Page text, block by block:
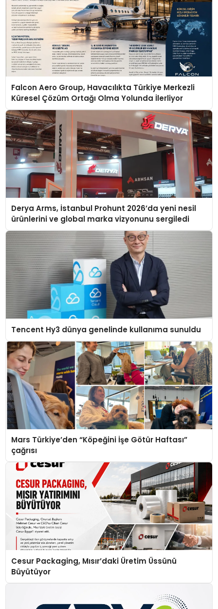
Falcon Aero Group, Havacılıkta Türkiye Merkezli
Küresel Çözüm Ortağı Olma Yolunda İlerliyor
Derya Arms, İstanbul Prohunt 2026’da yeni nesil
ürünlerini ve global marka vizyonunu sergiledi
Tencent Hy3 dünya genelinde kullanıma sunuldu
Mars Türkiye’den “Köpeğini İşe Götür Haftası”
çağrısı
Cesur Packaging, Mısır’daki Üretim Üssünü
Büyütüyor